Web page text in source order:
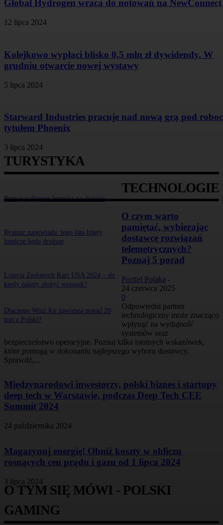
Global Hydrogen wraca do notowań na NewConnect
12 lipca 2024
Kolejkowo wypłaci blisko 0,5 mln zł dywidendy. W
grudniu otwarcie nowej wystawy
5 lipca 2024
Starward Industries pracuje nad nową grą pod
tytułem Phoenix
3 lipca 2024
TURYSTYKA
Poznaj najlepsze lotniska na świecie
Ryanair zapowiada: tego lata bilety
lotnicze będą droższe
Loteria Zielonych Kart USA 2024 – do
kiedy należy złożyć wniosek?
Dlaczego Wizz Air zawiesza ponad 20
tras z Polski?
TECHNOLOGIE
O czym warto
pamiętać, wybierając
dostawcę rozwiązań
telemetrycznych?
Poznaj 5 porad
Portfel Polaka -
24 czerwca 2025
0
Odpowiedni partner
technologiczny może znacząco
wpłynąć na wydajność
systemów oraz
bezpieczeństwo operacyjne. Poznaj kilka istotnych wskazówek,
które pomogą w dokonaniu najlepszego wyboru dostawcy.
Sprawdź,...
Międzynarodowi inwestorzy, polski biznes i startupy
deep tech w Warszawie, podczas Deep Tech CEE
Summit 2024
24 października 2024
Magazynuj energię! Obniż koszty w obliczu
rosnących cen prądu i gazu od 1 lipca 2024
3 lipca 2024
O TYM SIĘ MÓWI - POLSKI
GAMING